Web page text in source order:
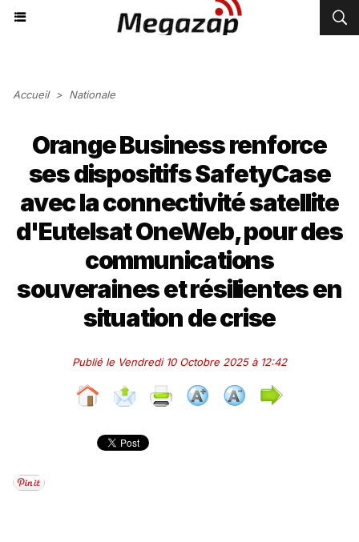
Accueil > Nationale
Orange Business renforce
ses dispositifs SafetyCase
avec la connectivité satellite
d'Eutelsat OneWeb, pour des
communications
souveraines et résilientes en
situation de crise
Publié le Vendredi 10 Octobre 2025 à 12:42